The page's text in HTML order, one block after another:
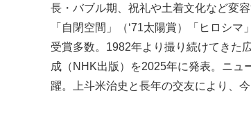
長・バブル期、祝礼や土着文化など変
「自閉空間」（‘71太陽賞）「ヒロシ
受賞多数。1982年より撮り続けてきた
成（NHK出版）を2025年に発表。ニュ
躍。上斗米治史と長年の交友により、